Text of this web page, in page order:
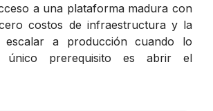
a una plataforma madura con
costos de infraestructura y la
escalar a producción cuando lo
único prerequisito es abrir el